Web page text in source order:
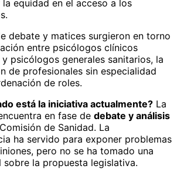
la equidad en el acceso a los
debate y matices surgieron en torno
entre psicólogos clínicos
psicólogos generales sanitarios, la
de profesionales sin especialidad
de roles.
está la iniciativa actualmente? La
en fase de debate y análisis
de Sanidad. La
ha servido para exponer problemas
pero no se ha tomado una
sobre la propuesta legislativa.